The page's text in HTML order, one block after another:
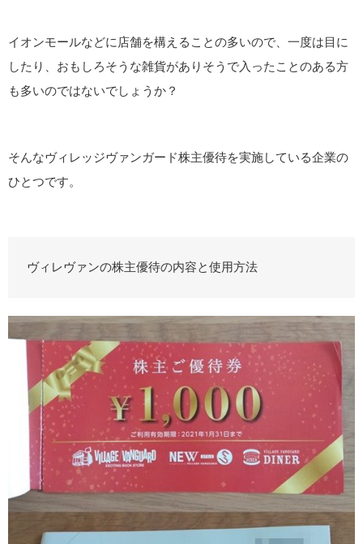
イオンモールなどに店舗を構えることの多いので、一度は目に
したり、おもしろそうな雑貨がありそうで入ったことのある方
も多いのではないでしょうか？
そんなヴィレッジヴァンガード株主優待を実施している企業の
ひとつです。
ヴィレヴァンの株主優待の内容と使用方法